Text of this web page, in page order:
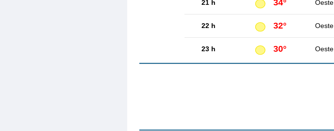
21 h 34° Oeste
22 h 32° Oeste
23 h 30° Oeste